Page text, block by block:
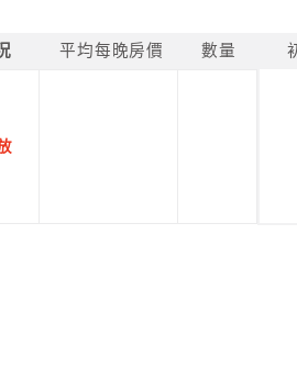
平均每晚房價 數量